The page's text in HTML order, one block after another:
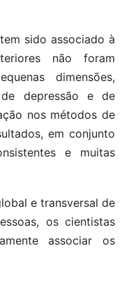
sido associado à
não foram
dimensões,
depressão e de
nos métodos de
em conjunto
e muitas
e transversal de
os cientistas
associar os